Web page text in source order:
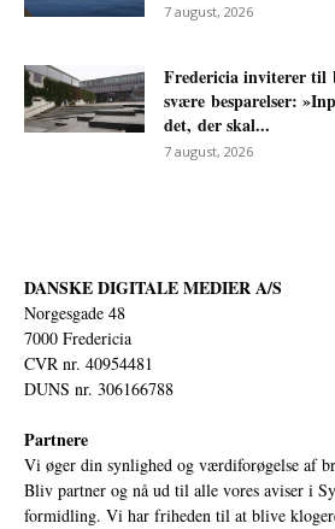
7 august, 2026
Fredericia inviterer til
svære besparelser:
det, der skal...
7 august, 2026
DANSKE DIGITALE MEDIER A/S
Norgesgade 48
7000 Fredericia
CVR nr. 40954481
DUNS nr. 306166788
Partnere
Vi øger din synlighed og værdiforøgelse af
Bliv partner og nå ud til alle vores aviser i
formidling. Vi har friheden til at blive